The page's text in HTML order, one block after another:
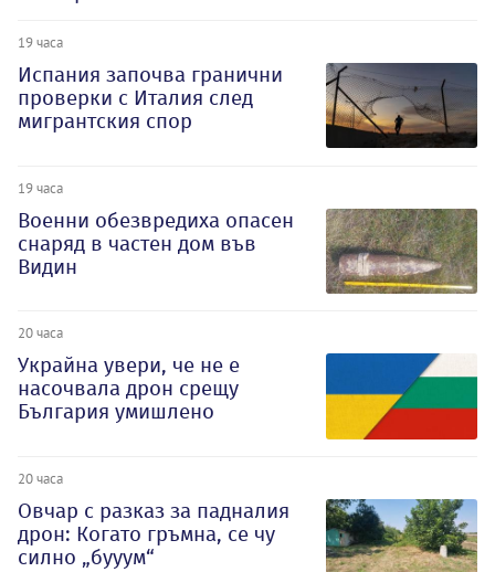
19 часа
Испания започва гранични
проверки с Италия след
мигрантския спор
19 часа
Военни обезвредиха опасен
снаряд в частен дом във
Видин
20 часа
Украйна увери, че не е
насочвала дрон срещу
България умишлено
20 часа
Овчар с разказ за падналия
дрон: Когато гръмна, се чу
силно „бууум“